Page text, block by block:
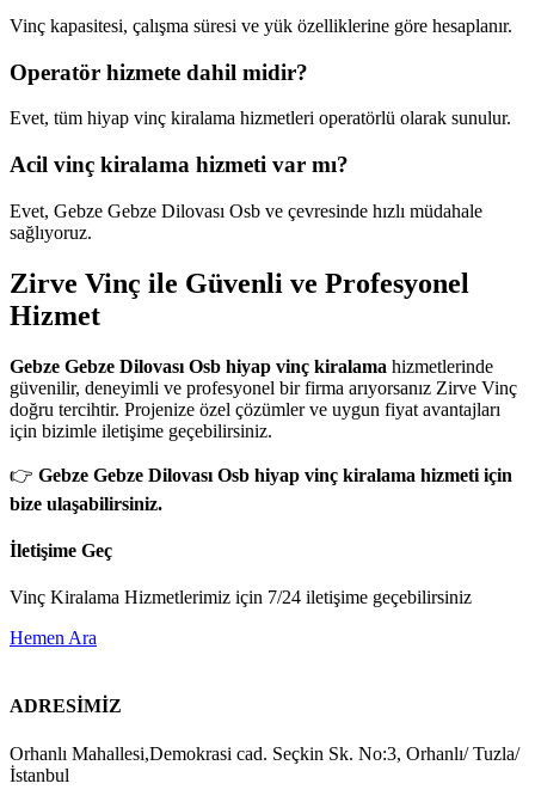
Vinç kapasitesi, çalışma süresi ve yük özelliklerine göre hesaplanır.
Operatör hizmete dahil midir?
Evet, tüm hiyap vinç kiralama hizmetleri operatörlü olarak sunulur.
Acil vinç kiralama hizmeti var mı?
Evet, Gebze Gebze Dilovası Osb ve çevresinde hızlı müdahale
sağlıyoruz.
Zirve Vinç ile Güvenli ve Profesyonel
Hizmet
Gebze Gebze Dilovası Osb hiyap vinç kiralama hizmetlerinde
güvenilir, deneyimli ve profesyonel bir firma arıyorsanız Zirve Vinç
doğru tercihtir. Projenize özel çözümler ve uygun fiyat avantajları
için bizimle iletişime geçebilirsiniz.
👉 Gebze Gebze Dilovası Osb hiyap vinç kiralama hizmeti için
bize ulaşabilirsiniz.
İletişime Geç
Vinç Kiralama Hizmetlerimiz için 7/24 iletişime geçebilirsiniz
Hemen Ara
ADRESİMİZ
Orhanlı Mahallesi,Demokrasi cad. Seçkin Sk. No:3, Orhanlı/ Tuzla/
İstanbul